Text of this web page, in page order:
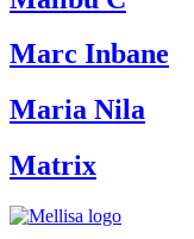
Marc Inbane
Maria Nila
Matrix